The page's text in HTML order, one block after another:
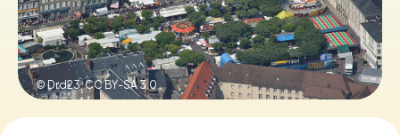
Prenota Biglietti
Acquista i Voucher
© Drd23,CC BY-SA 3.0